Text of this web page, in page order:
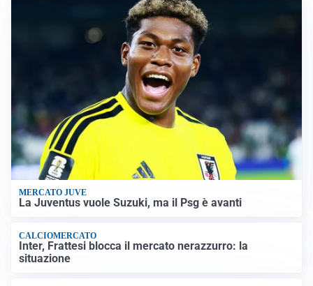
MERCATO JUVE
La Juventus vuole Suzuki, ma il Psg è avanti
CALCIOMERCATO
Inter, Frattesi blocca il mercato nerazzurro: la
situazione